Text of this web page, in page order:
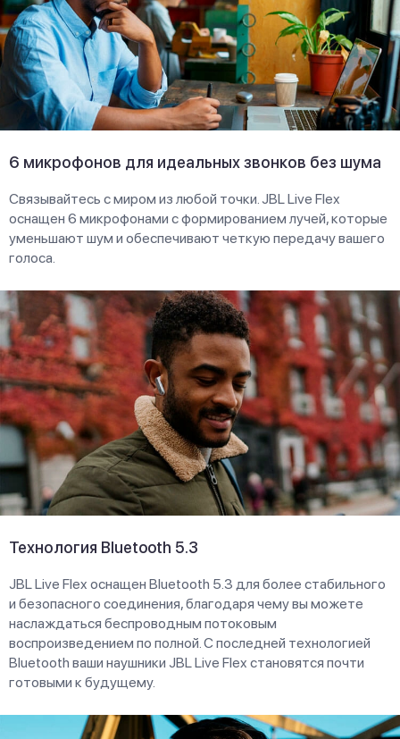
6 микрофонов для идеальных звонков без шума
Связывайтесь с миром из любой точки. JBL Live Flex
оснащен 6 микрофонами с формированием лучей, которые
уменьшают шум и обеспечивают четкую передачу вашего
голоса.
Технология Bluetooth 5.3
JBL Live Flex оснащен Bluetooth 5.3 для более стабильного
и безопасного соединения, благодаря чему вы можете
наслаждаться беспроводным потоковым
воспроизведением по полной. С последней технологией
Bluetooth ваши наушники JBL Live Flex становятся почти
готовыми к будущему.